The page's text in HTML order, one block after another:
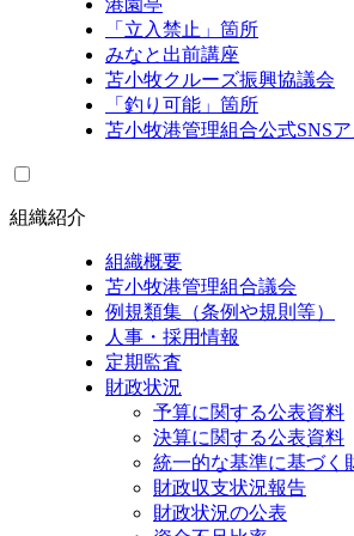
港園亭
「立入禁止」箇所
みなと出前講座
苫小牧クルーズ振興協議会
「釣り可能」箇所
苫小牧港管理組合公式SNSア
組織紹介
組織概要
苫小牧港管理組合議会
例規類集（条例や規則等）
人事・採用情報
定期監査
財政状況
予算に関する公表資料
決算に関する公表資料
統一的な基準に基づく
財政収支状況報告
財政状況の公表